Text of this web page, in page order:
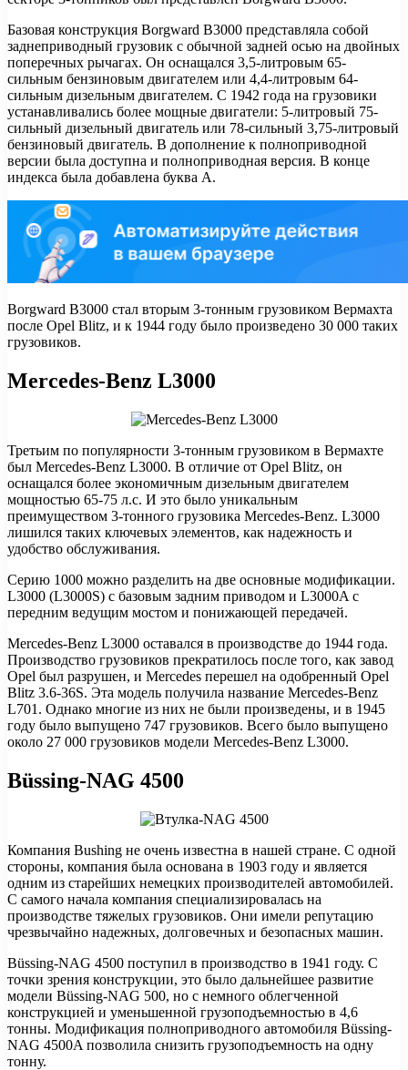
Базовая конструкция Borgward B3000 представляла собой
заднеприводный грузовик с обычной задней осью на двойных
поперечных рычагах. Он оснащался 3,5-литровым 65-
сильным бензиновым двигателем или 4,4-литровым 64-
сильным дизельным двигателем. С 1942 года на грузовики
устанавливались более мощные двигатели: 5-литровый 75-
сильный дизельный двигатель или 78-сильный 3,75-литровый
бензиновый двигатель. В дополнение к полноприводной
версии была доступна и полноприводная версия. В конце
индекса была добавлена буква А.
Borgward B3000 стал вторым 3-тонным грузовиком Вермахта
после Opel Blitz, и к 1944 году было произведено 30 000 таких
грузовиков.
Mercedes-Benz L3000
Третьим по популярности 3-тонным грузовиком в Вермахте
был Mercedes-Benz L3000. В отличие от Opel Blitz, он
оснащался более экономичным дизельным двигателем
мощностью 65-75 л.с. И это было уникальным
преимуществом 3-тонного грузовика Mercedes-Benz. L3000
лишился таких ключевых элементов, как надежность и
удобство обслуживания.
Серию 1000 можно разделить на две основные модификации.
L3000 (L3000S) с базовым задним приводом и L3000A с
передним ведущим мостом и понижающей передачей.
Mercedes-Benz L3000 оставался в производстве до 1944 года.
Производство грузовиков прекратилось после того, как завод
Opel был разрушен, и Mercedes перешел на одобренный Opel
Blitz 3.6-36S. Эта модель получила название Mercedes-Benz
L701. Однако многие из них не были произведены, и в 1945
году было выпущено 747 грузовиков. Всего было выпущено
около 27 000 грузовиков модели Mercedes-Benz L3000.
Büssing-NAG 4500
Компания Bushing не очень известна в нашей стране. С одной
стороны, компания была основана в 1903 году и является
одним из старейших немецких производителей автомобилей.
С самого начала компания специализировалась на
производстве тяжелых грузовиков. Они имели репутацию
чрезвычайно надежных, долговечных и безопасных машин.
Büssing-NAG 4500 поступил в производство в 1941 году. С
точки зрения конструкции, это было дальнейшее развитие
модели Büssing-NAG 500, но с немного облегченной
конструкцией и уменьшенной грузоподъемностью в 4,6
тонны. Модификация полноприводного автомобиля Büssing-
NAG 4500A позволила снизить грузоподъемность на одну
тонну.